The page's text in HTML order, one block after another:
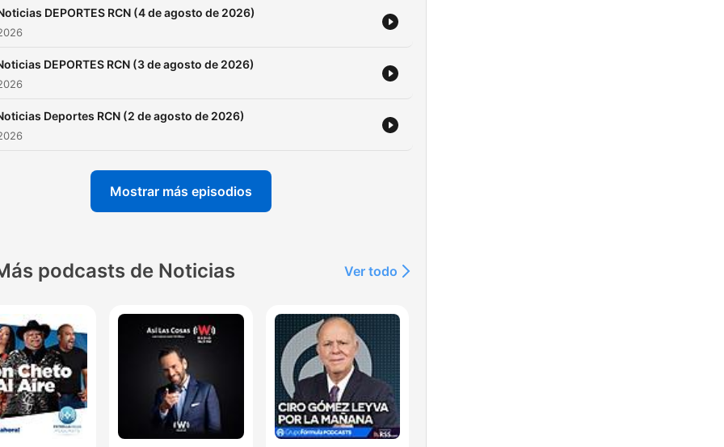
DEPORTES RCN (4 de agosto de 2026)
DEPORTES RCN (3 de agosto de 2026)
Deportes RCN (2 de agosto de 2026)
Mostrar más episodios
podcasts de Noticias Ver todo